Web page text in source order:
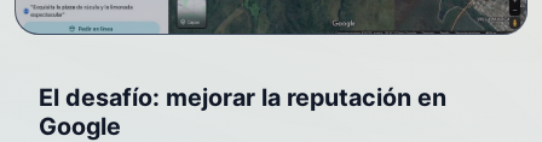
El desafío: mejorar la reputación en
Google